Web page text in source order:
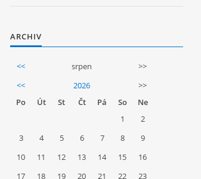
ARCHIV
<< srpen
>>
<<
2026
>>
Po
Út St Čt Pá So
Ne
1
2
3
4 5 6 7 8
9
10
11 12 13 14 15
16
17
18 19 20 21 22
23